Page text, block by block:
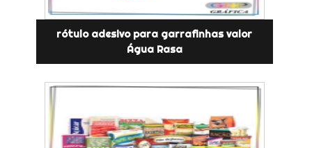
rótulo adesivo para garrafinhas valor
Água Rasa